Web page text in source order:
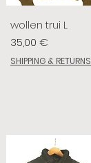
wollen trui L
Preis
35,00 €
SHIPPING & RETURNS